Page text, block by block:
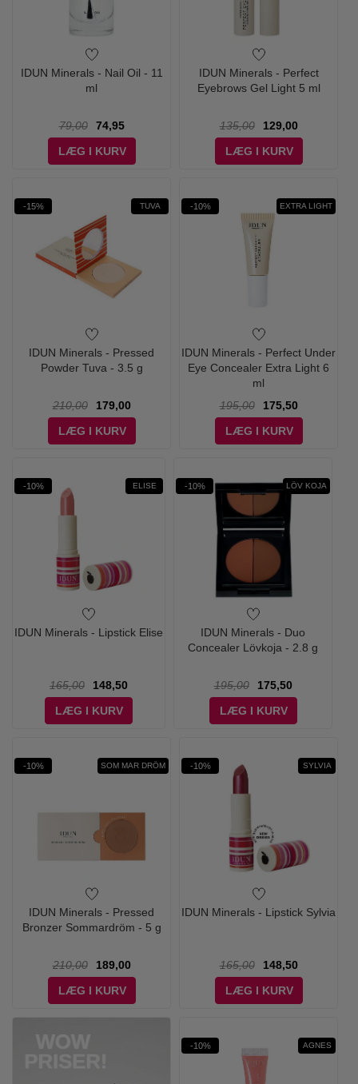
IDUN Minerals - Nail Oil - 11
ml
79,00
74,95
LÆG I KURV
IDUN Minerals - Perfect
Eyebrows Gel Light 5 ml
135,00
129,00
LÆG I KURV
-15% TUVA
IDUN Minerals - Pressed
Powder Tuva - 3.5 g
210,00
179,00
LÆG I KURV
-10% EXTRA LIGHT
IDUN Minerals - Perfect Under
Eye Concealer Extra Light 6
ml
195,00
175,50
LÆG I KURV
-10% ELISE
IDUN Minerals - Lipstick Elise
165,00
148,50
LÆG I KURV
-10% LÖV KOJA
IDUN Minerals - Duo
Concealer Lövkoja - 2.8 g
195,00
175,50
LÆG I KURV
-10% SOM MAR DRÖM
IDUN Minerals - Pressed
Bronzer Sommardröm - 5 g
210,00
189,00
LÆG I KURV
-10% SYLVIA
IDUN Minerals - Lipstick Sylvia
165,00
148,50
LÆG I KURV
-10% AGNES